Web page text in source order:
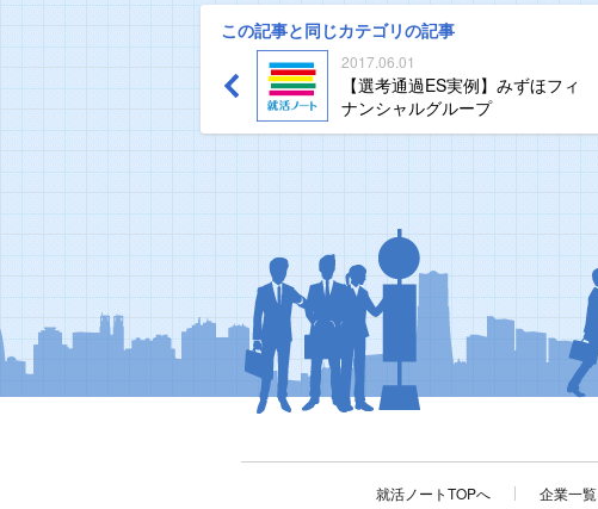
この記事と同じカテゴリの記事
2017.06.01
【選考通過ES実例】みずほフィ
ナンシャルグループ
就活ノートTOPへ 企業一覧